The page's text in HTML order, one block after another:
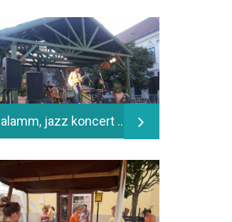
Delalamm, jazz koncert - 2014.06.14.